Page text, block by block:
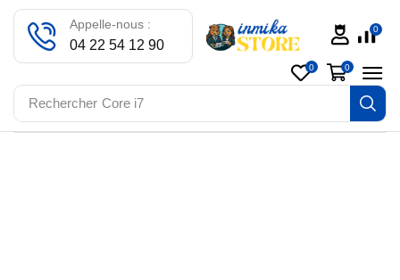
Rechercher Core i7
Appelle-nous :
04 22 54 12 90
0
0 0